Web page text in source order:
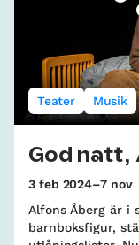
Teater Musik
God natt,
3 feb 2024–7 nov
Alfons Åberg är i
barnboksfigur,